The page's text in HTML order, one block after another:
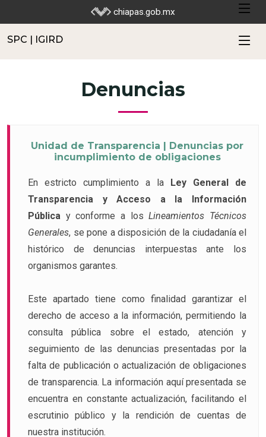
chiapas.gob.mx
SPC | IGIRD
Denuncias
Unidad de Transparencia | Denuncias por
incumplimiento de obligaciones
En estricto cumplimiento a la Ley General de
Transparencia y Acceso a la Información
Pública y conforme a losLineamientos Técnicos
Generales, se pone a disposición de la ciudadanía el
histórico de denuncias interpuestas ante los
organismos garantes.
Este apartado tiene como finalidad garantizar el
derecho de acceso a la información, permitiendo la
consulta pública sobre el estado, atención y
seguimiento de las denuncias presentadas por la
falta de publicación o actualización de obligaciones
de transparencia. La información aquí presentada se
encuentra en constante actualización, facilitando el
escrutinio público y la rendición de cuentas de
nuestra institución.